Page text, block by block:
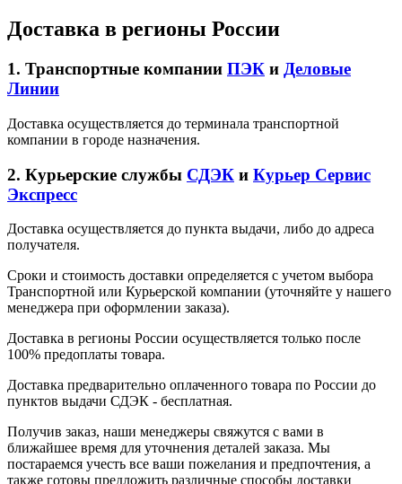
Доставка в регионы России
1. Транспортные компании ПЭК и Деловые
Линии
Доставка осуществляется до терминала транспортной
компании в городе назначения.
2. Курьерские службы СДЭК и Курьер Сервис
Экспресс
Доставка осуществляется до пункта выдачи, либо до адреса
получателя.
Сроки и стоимость доставки определяется с учетом выбора
Транспортной или Курьерской компании (уточняйте у нашего
менеджера при оформлении заказа).
Доставка в регионы России осуществляется только после
100% предоплаты товара.
Доставка предварительно оплаченного товара по России до
пунктов выдачи СДЭК - бесплатная.
Получив заказ, наши менеджеры свяжутся с вами в
ближайшее время для уточнения деталей заказа. Мы
постараемся учесть все ваши пожелания и предпочтения, а
также готовы предложить различные способы доставки